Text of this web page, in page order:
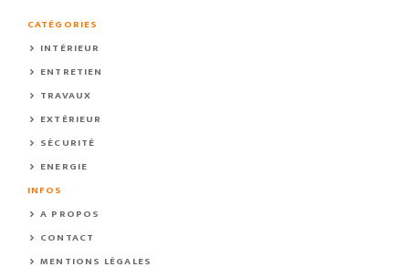
CATÉGORIES
INTÉRIEUR
ENTRETIEN
TRAVAUX
EXTÉRIEUR
SÉCURITÉ
ENERGIE
INFOS
A PROPOS
CONTACT
MENTIONS LÉGALES